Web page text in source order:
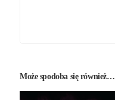
Może spodoba się również…